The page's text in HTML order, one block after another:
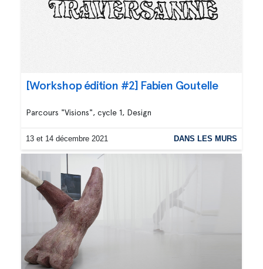
[Workshop édition #2] Fabien Goutelle
Parcours "Visions", cycle 1, Design
13 et 14 décembre 2021 DANS LES MURS